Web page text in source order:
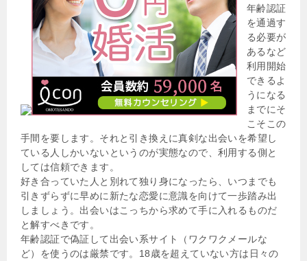
年齢認証
を通過す
る必要が
あるなど
利用開始
できるよ
うになる
までにそ
こそこの
手間を要します。それと引き換えに真剣な出会いを希望し
ている人しかいないというのが実態なので、利用する側と
しては信頼できます。
好き合っていた人と別れて独り身になったら、いつまでも
引きずらずに早めに新たな恋愛に意識を向けて一歩踏み出
しましょう。出会いはこっちから求めて手に入れるものだ
と解すべきです。
年齢認証で偽証して出会い系サイト（ワクワクメールな
ど）を使うのは厳禁です。18歳を超えていない方は日々の